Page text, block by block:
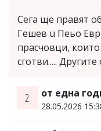
Сега ще правят
Гешев u Пеьо
прасчовци,
сготви.....
2. от една
28.05.2026